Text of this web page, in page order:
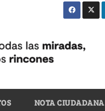
NOTA CIUDADANA